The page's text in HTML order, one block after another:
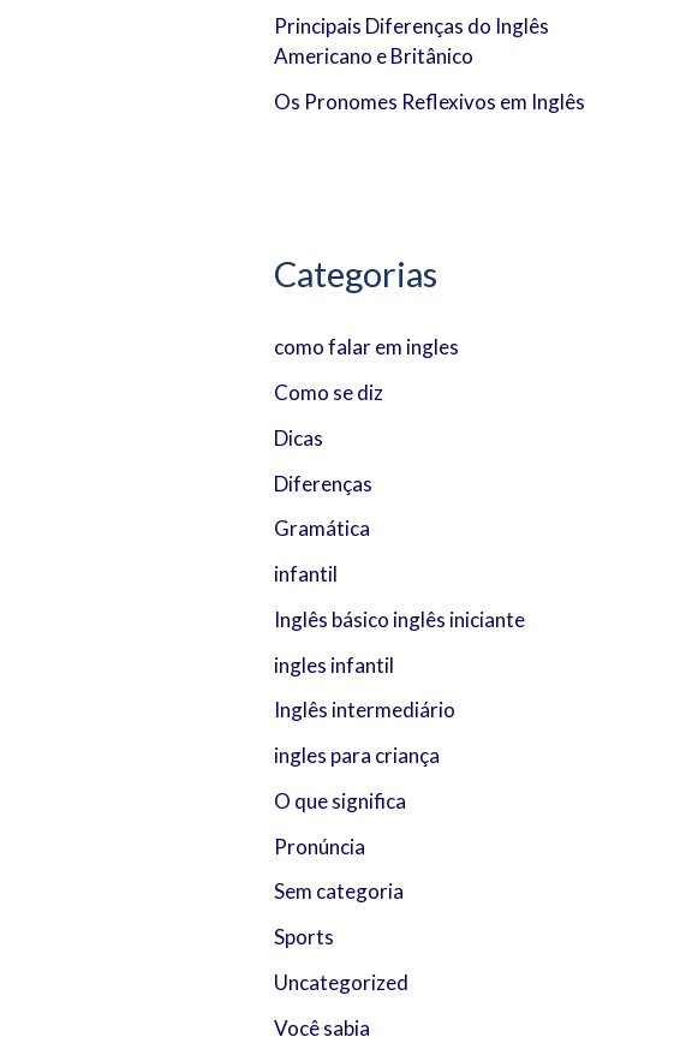
r
:
Principais Diferenças do Inglês
Americano e Britânico
Os Pronomes Reflexivos em Inglês
Categorias
como falar em ingles
Como se diz
Dicas
Diferenças
Gramática
infantil
Inglês básico inglês iniciante
ingles infantil
Inglês intermediário
ingles para criança
O que significa
Pronúncia
Sem categoria
Sports
Uncategorized
Você sabia